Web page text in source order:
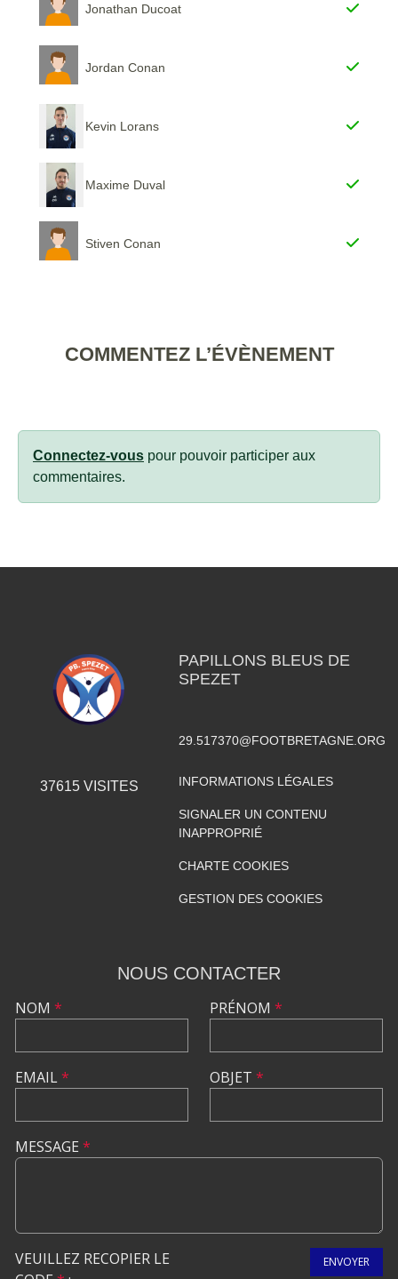
Jonathan Ducoat
Jordan Conan
Kevin Lorans
Maxime Duval
Stiven Conan
COMMENTEZ L’ÉVÈNEMENT
Connectez-vous pour pouvoir participer aux
commentaires.
37615VISITES
PAPILLONS BLEUS DE
SPEZET
29.517370@FOOTBRETAGNE.ORG
INFORMATIONS LÉGALES
SIGNALER UN CONTENU
INAPPROPRIÉ
CHARTE COOKIES
GESTION DES COOKIES
NOUS CONTACTER
NOM *
EMAIL*
PRÉNOM *
OBJET *
MESSAGE *
VEUILLEZ RECOPIER LE
ENVOYER